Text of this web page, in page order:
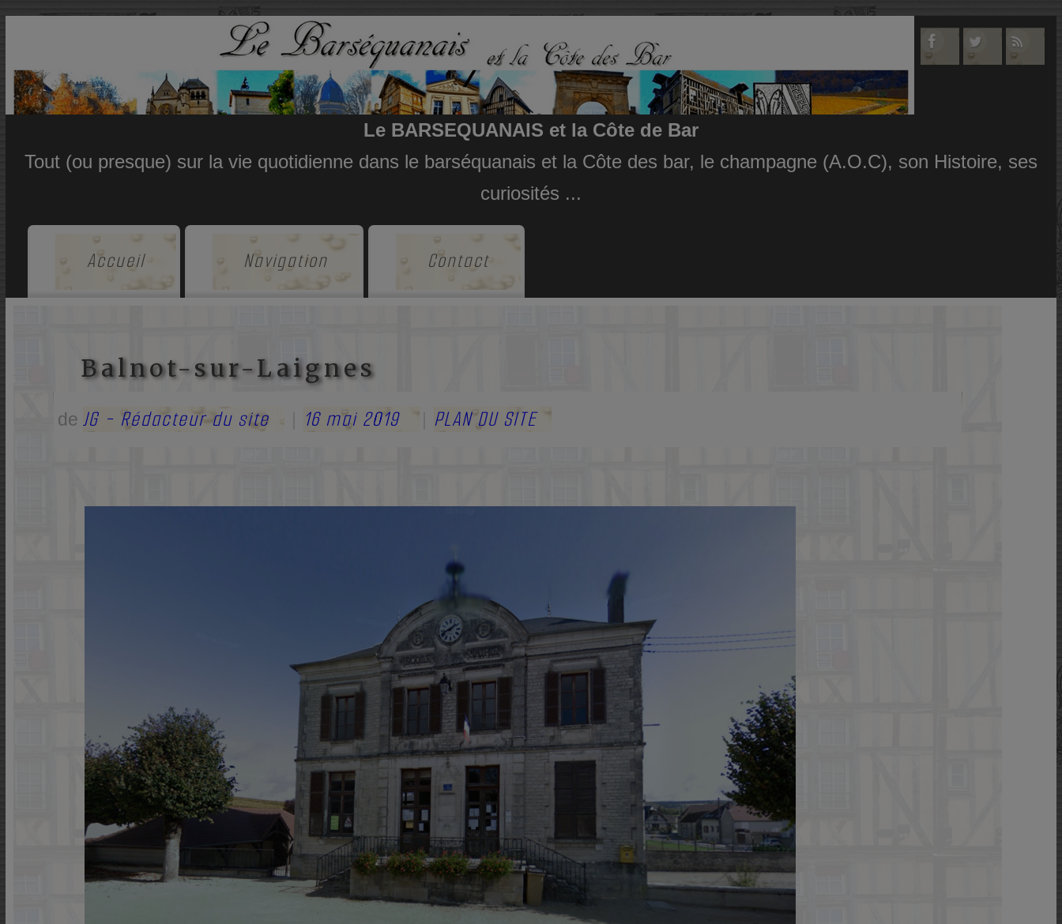
Le BARSEQUANAIS et la Côte de Bar
Tout (ou presque) sur la vie quotidienne dans le barséquanais et la Côte des bar, le champagne (A.O.C), son Histoire, ses
curiosités ...
Accueil Navigation Contact
Balnot-sur-Laignes
de JG - Rédacteur du site 16 mai 2019 PLAN DU SITE